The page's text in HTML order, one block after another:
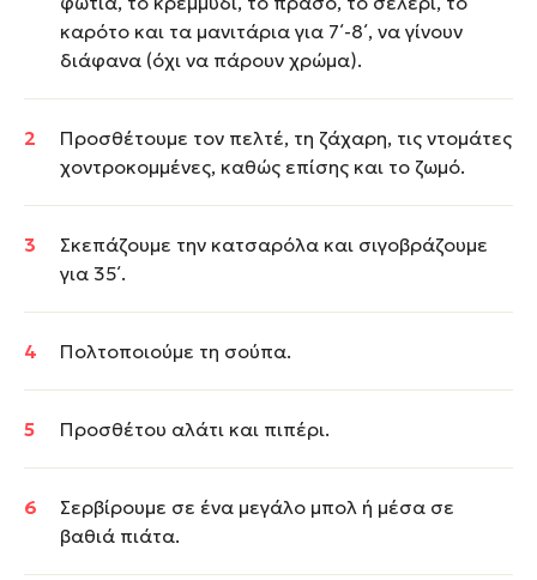
καρότο και τα μανιτάρια για 7΄-8΄, να γίνουν
διάφανα (όχι να πάρουν χρώμα).
Προσθέτουμε τον πελτέ, τη ζάχαρη, τις ντομάτες
χοντροκομμένες, καθώς επίσης και το ζωμό.
Σκεπάζουμε την κατσαρόλα και σιγοβράζουμε
για 35΄.
Πολτοποιούμε τη σούπα.
Προσθέτου αλάτι και πιπέρι.
Σερβίρουμε σε ένα μεγάλο μπολ ή μέσα σε
βαθιά πιάτα.